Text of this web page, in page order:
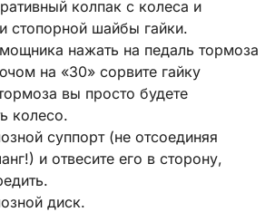
колпак с колеса и
стопорной шайбы гайки.
нажать на педаль тормоза
на «30» сорвите гайку
вы просто будете
колесо.
суппорт (не отсоединяя
и отвесите его в сторону,
диск.